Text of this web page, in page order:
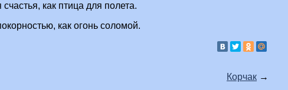
как птица для полета.
как огонь соломой.
Корчак →